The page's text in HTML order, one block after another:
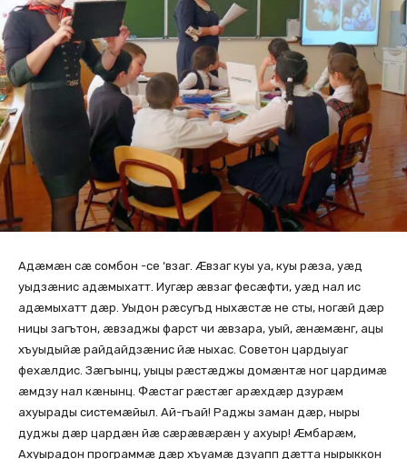
Адæмæн сæ сомбон -се ‘взаг. Æвзаг куы уа, куы рæза, уæд
уыдзæнис адæмыхатт. Иугæр æвзаг фесæфти, уæд нал ис
адæмыхатт дæр. Уыдон рæсугъд ныхæстæ не сты, ногæй дæр
ницы загътон, æвзаджы фарст чи æвзара, уый, æнæмæнг, ацы
хъуыдыйæ райдайдзæнис йæ ныхас. Советон цардыуаг
фехæлдис. Зæгъынц, уыцы рæстæджы домæнтæ ног цардимæ
æмдзу нал кæнынц. Фæстаг рæстæг арæхдæр дзурæм
ахуырады системæйыл. Ай-гъай! Раджы заман дæр, ныры
дуджы дæр цардæн йæ сæрæвæрæн у ахуыр! Æмбарæм,
Ахуырадон программæ дæр хъуамæ дзуапп дæтта нырыккон